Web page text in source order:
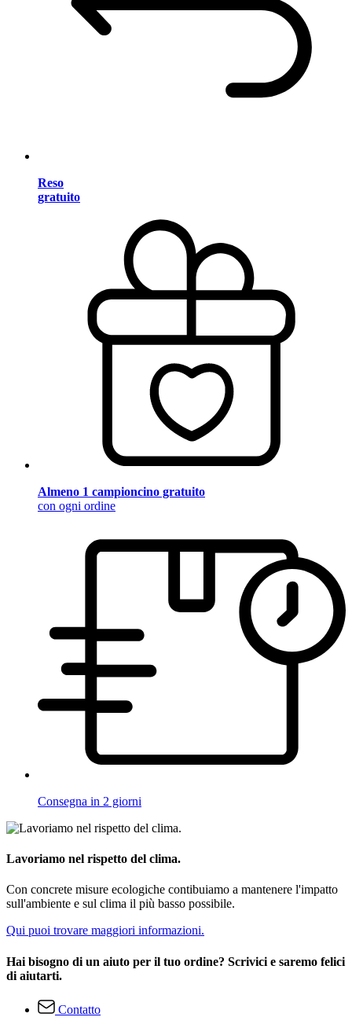
Reso
gratuito
Almeno 1 campioncino gratuito
con ogni ordine
Consegna in 2 giorni
Lavoriamo nel rispetto del clima.
Con concrete misure ecologiche contibuiamo a mantenere l'impatto
sull'ambiente e sul clima il più basso possibile.
Qui puoi trovare maggiori informazioni.
Hai bisogno di un aiuto per il tuo ordine? Scrivici e saremo felici
di aiutarti.
Contatto